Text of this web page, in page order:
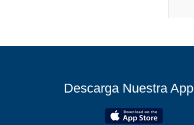
Descarga Nuestra App